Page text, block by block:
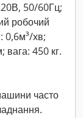
50/60Гц;
робочий
0,6м³/хв;
450 кг.
часто